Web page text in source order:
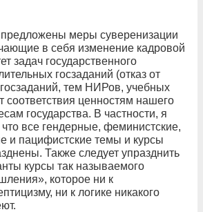
меры суверенизации
в себя изменение кадровой
задач государственного
госзаданий (отказ от
тем НИРов, учебных
соответствия ценностям нашего
государства. В частности, я
все гендерные, феминистские,
и пацифистские темы и курсы
Также следует упразднить
курсы так называемого
которое ни к
ни к логике никакого